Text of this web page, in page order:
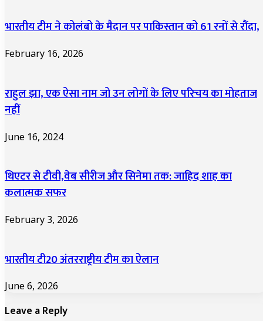
भारतीय टीम ने कोलंबो के मैदान पर पाकिस्तान को 61 रनों से रौंदा,
February 16, 2026
राहुल झा, एक ऐसा नाम जो उन लोगों के लिए परिचय का मोहताज
नहीं
June 16, 2024
थिएटर से टीवी,वेब सीरीज और सिनेमा तक: जाहिद शाह का
कलात्मक सफर
February 3, 2026
भारतीय टी20 अंतरराष्ट्रीय टीम का ऐलान
June 6, 2026
Leave a Reply